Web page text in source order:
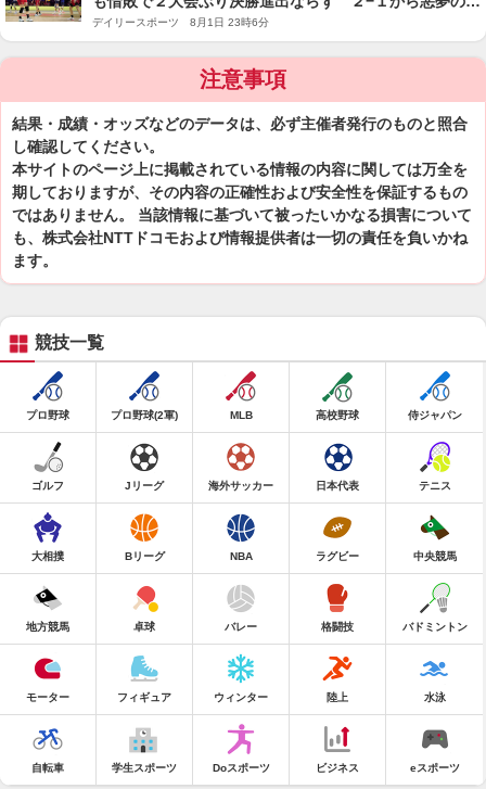
転負けで破竹連勝ストップ 石川「非常に悔しい」高橋
「まだまだ力不足」
デイリースポーツ 8月1日 23時6分
注意事項
結果・成績・オッズなどのデータは、必ず主催者発行のものと照合
し確認してください。
本サイトのページ上に掲載されている情報の内容に関しては万全を
期しておりますが、その内容の正確性および安全性を保証するもの
ではありません。 当該情報に基づいて被ったいかなる損害について
も、株式会社NTTドコモおよび情報提供者は一切の責任を負いかね
ます。
競技一覧
プロ野球 プロ野球(2軍) MLB 高校野球 侍ジャパン
ゴルフ Jリーグ 海外サッカー 日本代表 テニス
大相撲 Bリーグ NBA ラグビー 中央競馬
地方競馬 卓球 バレー 格闘技 バドミントン
モーター フィギュア ウィンター 陸上 水泳
自転車 学生スポーツ Doスポーツ ビジネス eスポーツ